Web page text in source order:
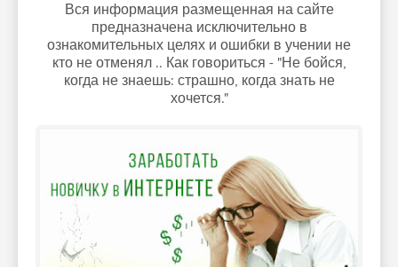
Вся информация размещенная на сайте
предназначена исключительно в
ознакомительных целях и ошибки в учении не
кто не отменял .. Как говориться - "Не бойся,
когда не знаешь: страшно, когда знать не
хочется."